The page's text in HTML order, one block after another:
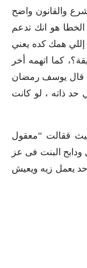
والقانون واضح
هو انك تدعم
همك كده يعني
كما اتهمه أخر
قال يوسف رمضان
ذاته ، لو كانت
ققالت “معقول
البنت فى عز
يعمل زيه ويعيش